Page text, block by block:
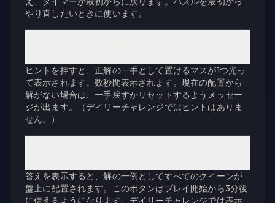
やり直したいときに使います。
ヒントを押すと、正解の一手として置けるマスが1つ光っ
て表示されます。数秒間表示されます。現在の配置から
解がない場合は、一手戻すかリセットするようメッセー
ジが出ます。（デイリーチャレンジではヒントはありま
せん。）
答えを表示すると、解の一例としてすべてのクイーンが
盤上に配置されます。このボタンはプレイ開始から3分後
に使えるようになります。デイリーチャレンジでは表示